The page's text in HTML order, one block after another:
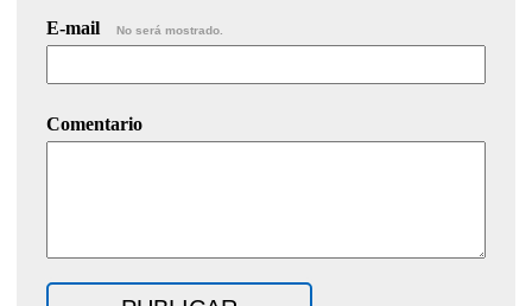
E-mail No será mostrado.
Comentario